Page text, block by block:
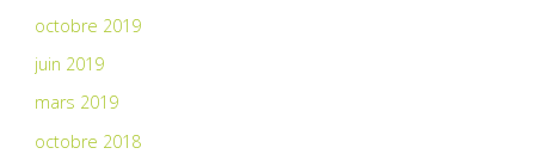
octobre 2019
juin 2019
mars 2019
octobre 2018